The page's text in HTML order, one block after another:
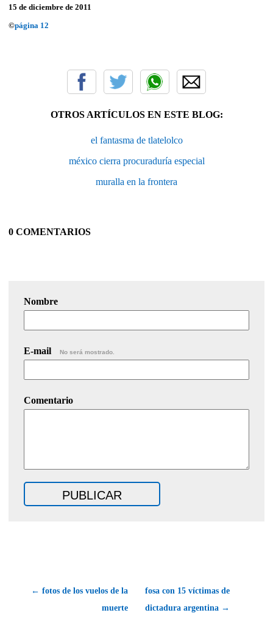
15 de diciembre de 2011
©página 12
OTROS ARTÍCULOS EN ESTE BLOG:
el fantasma de tlatelolco
méxico cierra procuraduría especial
muralla en la frontera
0 COMENTARIOS
Nombre
E-mail No será mostrado.
Comentario
← fotos de los vuelos de la
muerte
fosa con 15 víctimas de
dictadura argentina →